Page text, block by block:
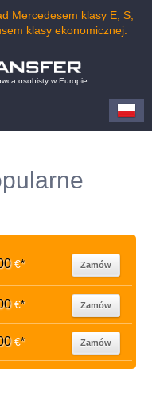
Mercedesem klasy E, S,
klasy ekonomicznej.
osobisty w Europie
€* Zamów
€* Zamów
€* Zamów